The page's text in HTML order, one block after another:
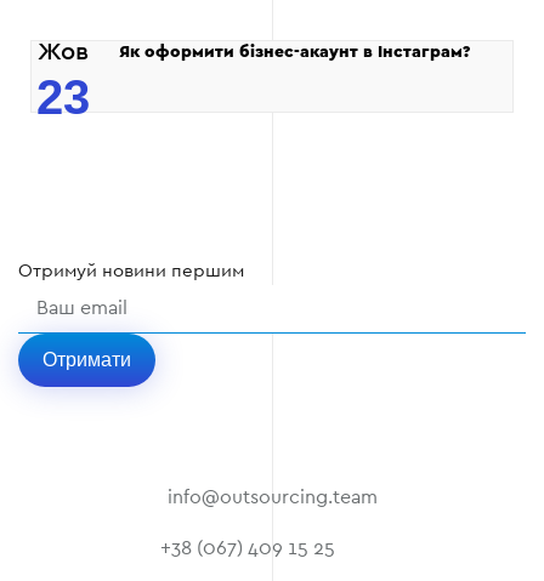
Жов
23
Як оформити бізнес-акаунт в Інстаграм?
Отримуй новини першим
Отримати
info@outsourcing.team
+38 (067) 409 15 25